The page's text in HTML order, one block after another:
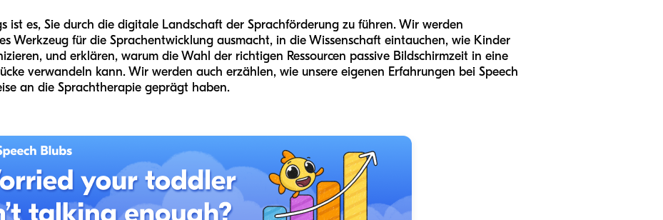
ist es, Sie durch die digitale Landschaft der Sprachförderung zu führen. Wir werden
Werkzeug für die Sprachentwicklung ausmacht, in die Wissenschaft eintauchen, wie Kinder
und erklären, warum die Wahl der richtigen Ressourcen passive Bildschirmzeit in eine
verwandeln kann. Wir werden auch erzählen, wie unsere eigenen Erfahrungen bei Speech
an die Sprachtherapie geprägt haben.